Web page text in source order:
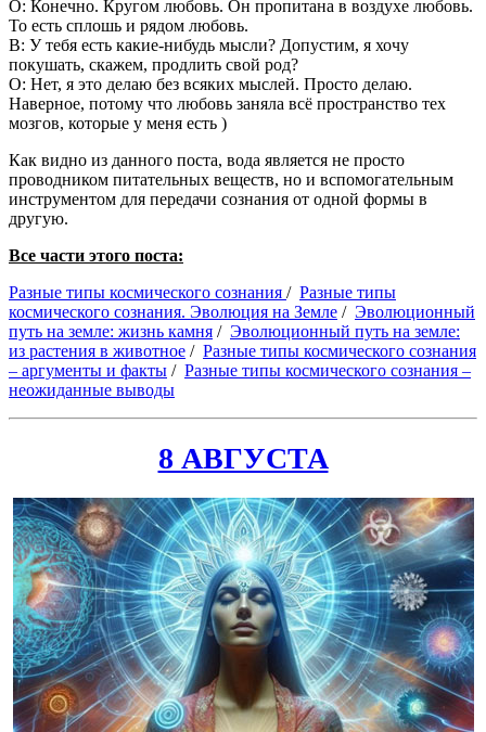
О: Конечно. Кругом любовь. Он пропитана в воздухе любовь.
То есть сплошь и рядом любовь.
В: У тебя есть какие-нибудь мысли? Допустим, я хочу
покушать, скажем, продлить свой род?
О: Нет, я это делаю без всяких мыслей. Просто делаю.
Наверное, потому что любовь заняла всё пространство тех
мозгов, которые у меня есть )
Как видно из данного поста, вода является не просто
проводником питательных веществ, но и вспомогательным
инструментом для передачи сознания от одной формы в
другую.
Все части этого поста:
Разные типы космического сознания / Разные типы
космического сознания. Эволюция на Земле / Эволюционный
путь на земле: жизнь камня / Эволюционный путь на земле:
из растения в животное / Разные типы космического сознания
– аргументы и факты / Разные типы космического сознания –
неожиданные выводы
8 АВГУСТА